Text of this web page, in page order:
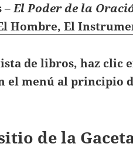
–El Poder de la
Hombre, El
de libros, haz clic
el menú al principio
de la